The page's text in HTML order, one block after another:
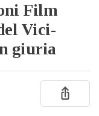
Film
Vici-
giuria